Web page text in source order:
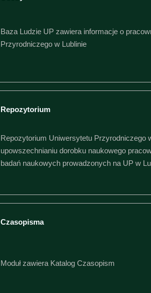
Baza Ludzie UP zawiera informacje o
Przyrodniczego w Lublinie
Repozytorium
Repozytorium Uniwersytetu Przyrodniczego
upowszechnianiu dorobku naukowego
badań naukowych prowadzonych na UP w
Czasopisma
Moduł zawiera Katalog Czasopism